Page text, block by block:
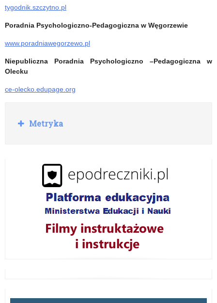
tygodnik.szczytno.pl
Poradnia Psychologiczno-Pedagogiczna w Węgorzewie
www.poradniawegorzewo.pl
Niepubliczna Poradnia Psychologiczno –Pedagogiczna w
Olecku
ce-olecko.edupage.org
R
o
Metryka